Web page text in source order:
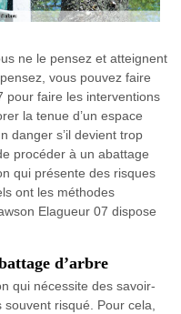
ne le pensez et atteignent
vous pouvez faire
pour faire les interventions
la tenue d’un espace
danger s’il devient trop
procéder à un abattage
qui présente des risques
ont les méthodes
Elagueur 07 dispose
d’arbre
qui nécessite des savoir-
souvent risqué. Pour cela,